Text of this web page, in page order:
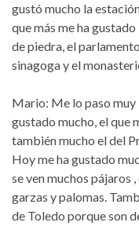
gustó mucho la
que más me ha
de piedra, el
sinagoga y el
Mario: Me lo paso muy
gustado mucho, el que
también mucho el del
Hoy me ha gustado
se ven muchos pájaros
garzas y palomas.
de Toledo porque son